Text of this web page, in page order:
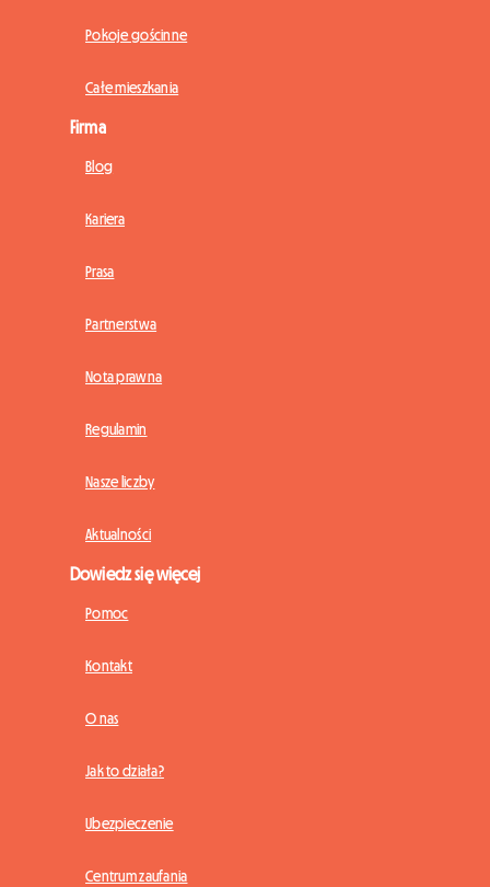
Pokoje gościnne
Całe mieszkania
Firma
Blog
Kariera
Prasa
Partnerstwa
Nota prawna
Regulamin
Nasze liczby
Aktualności
Dowiedz się więcej
Pomoc
Kontakt
O nas
Jak to działa?
Ubezpieczenie
Centrum zaufania